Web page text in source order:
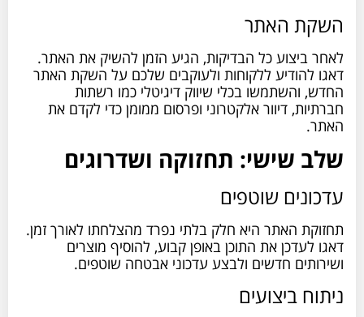
השקת האתר
לאחר ביצוע כל הבדיקות, הגיע הזמן להשיק את האתר.
דאגו להודיע ללקוחות ולעוקבים שלכם על השקת האתר
החדש, והשתמשו בכלי שיווק דיגיטלי כמו רשתות
חברתיות, דיוור אלקטרוני ופרסום ממומן כדי לקדם את
האתר.
שלב שישי: תחזוקה ושדרוגים
עדכונים שוטפים
תחזוקת האתר היא חלק בלתי נפרד מהצלחתו לאורך זמן.
דאגו לעדכן את התוכן באופן קבוע, להוסיף מוצרים
ושירותים חדשים ולבצע עדכוני אבטחה שוטפים.
ניתוח ביצועים